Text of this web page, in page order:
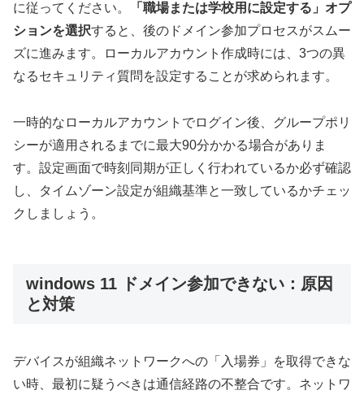
に従ってください。
「職場または学校用に設定する」オプ
ションを選択すると、後のドメイン参加プロセスがスムー
ズに進みます。ローカルアカウント作成時には、3つの異
なるセキュリティ質問を設定することが求められます。
一時的なローカルアカウントでログイン後、グループポリ
シーが適用されるまでに最大90分かかる場合がありま
す。設定画面で時刻同期が正しく行われているか必ず確認
し、タイムゾーン設定が組織基準と一致しているかチェッ
クしましょう。
windows 11 ドメイン参加できない：原因
と対策
デバイスが組織ネットワークへの「入場券」を取得できな
い時、最初に疑うべきは通信経路の不整合です。ネットワ